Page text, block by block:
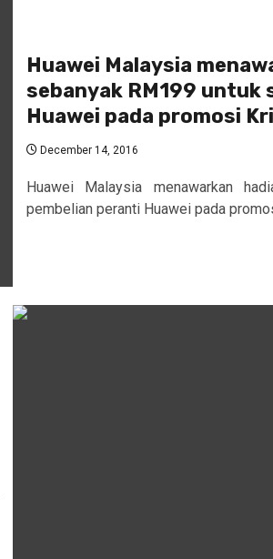
Huawei Malaysia
sebanyak RM199 untuk
Huawei pada promosi
December 14, 2016
Huawei Malaysia menawarkan
pembelian peranti Huawei pada